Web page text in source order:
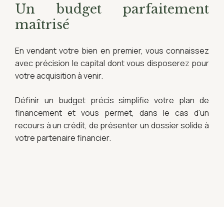
Un budget parfaitement
maîtrisé
En vendant votre bien en premier, vous connaissez
avec précision le capital dont vous disposerez pour
votre acquisition à venir.
Définir un budget précis simplifie votre plan de
financement et vous permet, dans le cas d'un
recours à un crédit, de présenter un dossier solide à
votre partenaire financier.